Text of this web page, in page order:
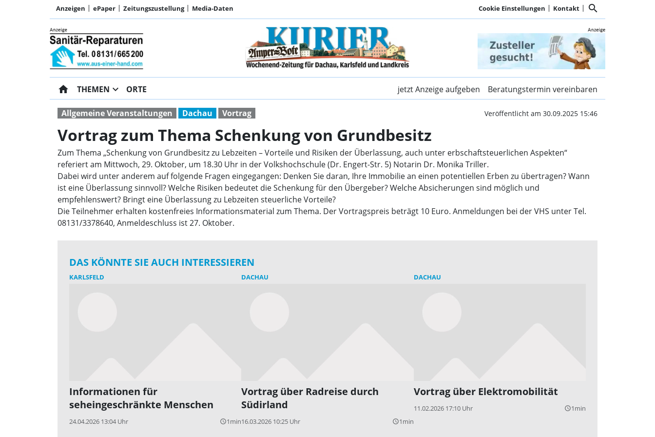
Anzeigen ePaper Zeitungszustellung Media-Daten Cookie Einstellungen Kontakt search
Vortrag zum Thema Schenkung von
home THEMEN expand_more ORTE jetzt Anzeige aufgeben Beratungstermin vereinbaren
Allgemeine Veranstaltungen Dachau Vortrag Veröffentlicht am 30.09.2025 15:46
Vortrag zum Thema Schenkung von Grundbesitz
Zum Thema „Schenkung von Grundbesitz zu Lebzeiten – Vorteile und Risiken der Überlassung, auch unter erbschaftsteuerlichen Aspekten“
referiert am Mittwoch, 29. Oktober, um 18.30 Uhr in der Volkshochschule (Dr. Engert-Str. 5) Notarin Dr. Monika Triller.
Dabei wird unter anderem auf folgende Fragen eingegangen: Denken Sie daran, Ihre Immobilie an einen potentiellen Erben zu übertragen? Wann
ist eine Überlassung sinnvoll? Welche Risiken bedeutet die Schenkung für den Übergeber? Welche Absicherungen sind möglich und
empfehlenswert? Bringt eine Überlassung zu Lebzeiten steuerliche Vorteile?
Die Teilnehmer erhalten kostenfreies Informationsmaterial zum Thema. Der Vortragspreis beträgt 10 Euro. Anmeldungen bei der VHS unter Tel.
08131/3378640, Anmeldeschluss ist 27. Oktober.
DAS KÖNNTE SIE AUCH INTERESSIEREN
KARLSFELD
Informationen für
seheingeschränkte Menschen
24.04.2026 13:04 Uhr query_builder1min
DACHAU
Vortrag über Radreise durch
Südirland
16.03.2026 10:25 Uhr query_builder1min
DACHAU
Vortrag über Elektromobilität
11.02.2026 17:10 Uhr query_builder1min